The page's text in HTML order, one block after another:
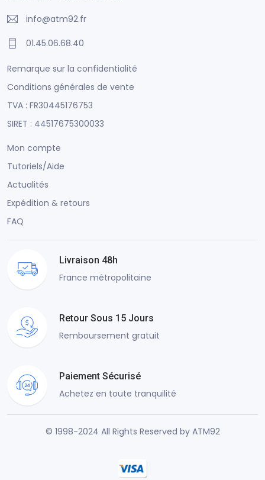
info@atm92.fr
01.45.06.68.40
Remarque sur la confidentialité
Conditions générales de vente
TVA : FR30445176753
SIRET : 44517675300033
Mon compte
Tutoriels/Aide
Actualités
Expédition & retours
FAQ
Livraison 48h
France métropolitaine
Retour Sous 15 Jours
Remboursement gratuit
Paiement Sécurisé
Achetez en toute tranquilité
© 1998-2024 All Rights Reserved by ATM92